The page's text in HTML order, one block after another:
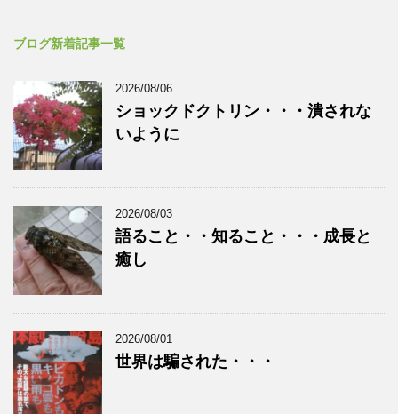
ブログ新着記事一覧
2026/08/06
ショックドクトリン・・・潰されな
いように
2026/08/03
語ること・・知ること・・・成長と
癒し
2026/08/01
世界は騙された・・・